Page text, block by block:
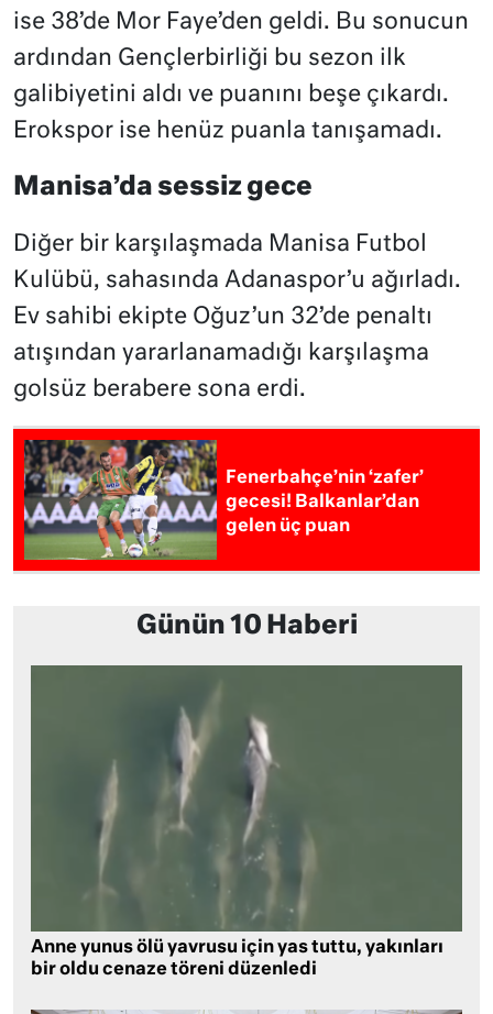
ise 38’de Mor Faye’den geldi. Bu sonucun
ardından Gençlerbirliği bu sezon ilk
galibiyetini aldı ve puanını beşe çıkardı.
Erokspor ise henüz puanla tanışamadı.
Manisa’da sessiz gece
Diğer bir karşılaşmada Manisa Futbol
Kulübü, sahasında Adanaspor’u ağırladı.
Ev sahibi ekipte Oğuz’un 32’de penaltı
atışından yararlanamadığı karşılaşma
golsüz berabere sona erdi.
Fenerbahçe’nin ‘zafer’
gecesi! Balkanlar’dan
gelen üç puan
Günün 10 Haberi
Anne yunus ölü yavrusu için yas tuttu, yakınları
bir oldu cenaze töreni düzenledi